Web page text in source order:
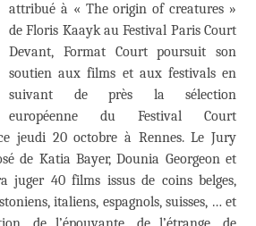
attribué à « The origin of creatures »
de Floris Kaayk au Festival Paris Court
Devant, Format Court poursuit son
soutien aux films et aux festivals en
suivant de près la sélection
européenne du Festival Court
jeudi 20 octobre à Rennes. Le Jury
de Katia Bayer, Dounia Georgeon et
juger 40 films issus de coins belges,
italiens, espagnols, suisses, … et